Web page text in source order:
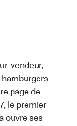
vendeur,
page de
le premier
ouvre ses